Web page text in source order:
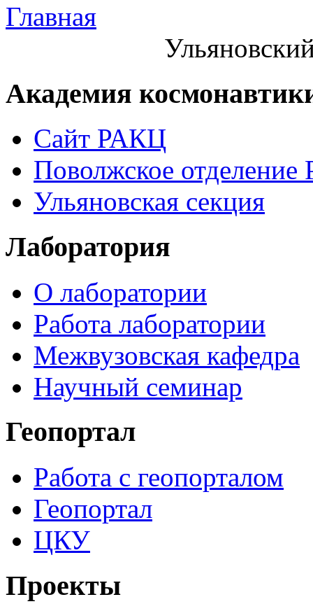
Главная
Академия
Сайт РАКЦ
Поволжское
Ульяновская секция
Лаборатория
О лаборатории
Работа лаборатории
Межвузовская кафедра
Научный семинар
Геопортал
Работа с геопорталом
Геопортал
ЦКУ
Проекты